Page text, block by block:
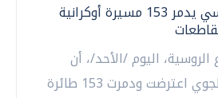
الدفاع الجوي الروسي يدمر 153 مسيرة أوكرانية
الروسية، اليوم /الأحد/، أن
منظومات الدفاع الجوي اعترضت ودمرت 153 طائرة